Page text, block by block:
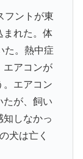
フントが東
まれた。体
た。熱中症
エアコンが
。エアコン
たが、飼い
知しなかっ
犬は亡く